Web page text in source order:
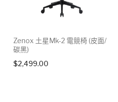
Zenox 土星Mk-2 電競椅 (皮面/
碳黑)
$2,499.00